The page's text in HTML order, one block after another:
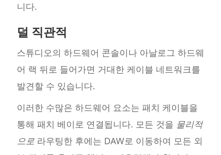
니다.
덜 직관적
스튜디오의 하드웨어 콘솔이나 아날로그 하드웨
어 랙 뒤로 들어가면 거대한 케이블 네트워크를
발견할 수 있습니다.
이러한 수많은 하드웨어 요소는 패치 케이블을
통해 패치 베이로 연결됩니다. 모든 것을 물리적
으로라우팅한 후에는 DAW로 이동하여 모든 외